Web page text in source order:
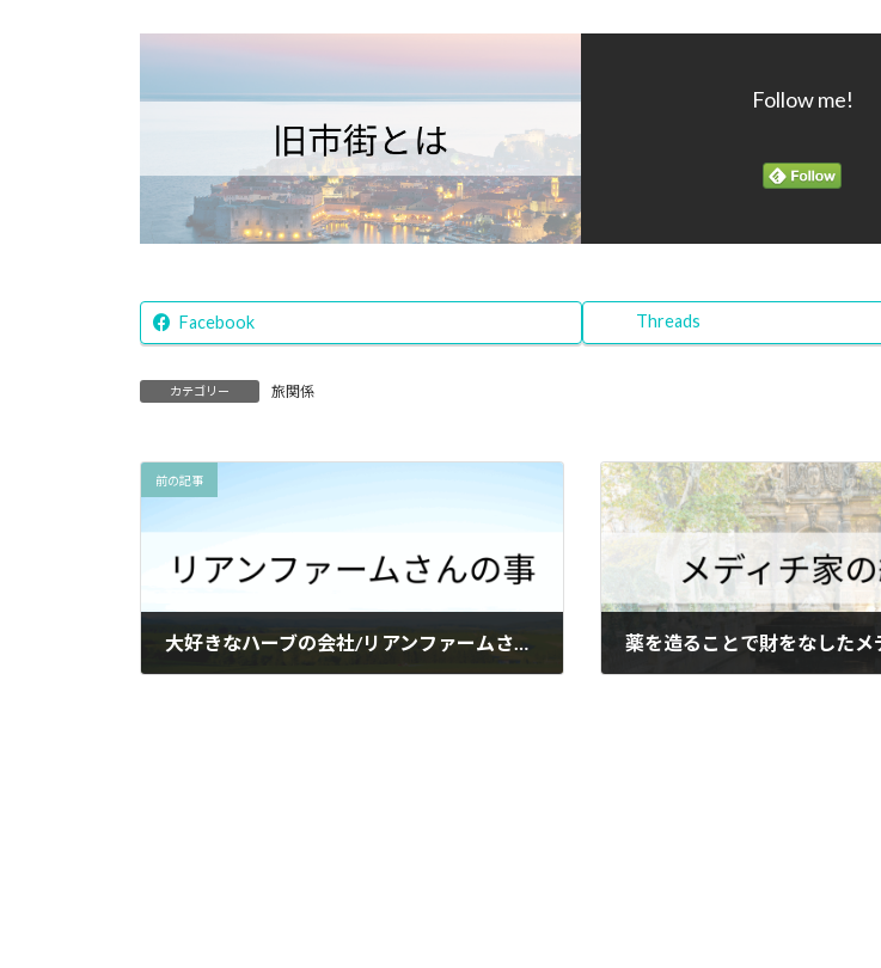
Follow me!
Facebook Threads
カテゴリー 旅関係
前の記事
大好きなハーブの会社/リアンファームさんの事